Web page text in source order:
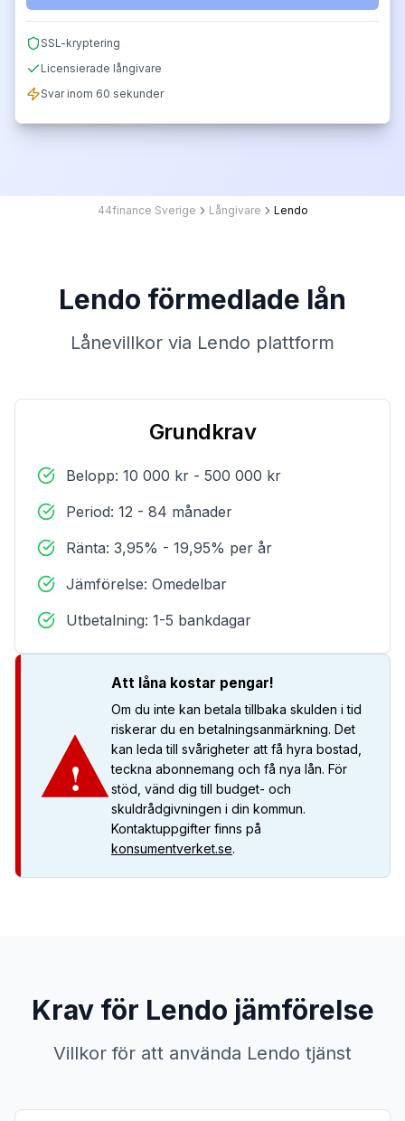
SSL-kryptering
Licensierade långivare
Svar inom 60 sekunder
44finance Sverige Långivare Lendo
Lendo förmedlade lån
Lånevillkor via Lendo plattform
Grundkrav
Belopp: 10 000 kr - 500 000 kr
Period: 12 - 84 månader
Ränta: 3,95% - 19,95% per år
Jämförelse: Omedelbar
Utbetalning: 1-5 bankdagar
!
Att låna kostar pengar!
Om du inte kan betala tillbaka skulden i tid
riskerar du en betalningsanmärkning. Det
kan leda till svårigheter att få hyra bostad,
teckna abonnemang och få nya lån. För
stöd, vänd dig till budget- och
skuldrådgivningen i din kommun.
Kontaktuppgifter finns på
konsumentverket.se.
Krav för Lendo jämförelse
Villkor för att använda Lendo tjänst